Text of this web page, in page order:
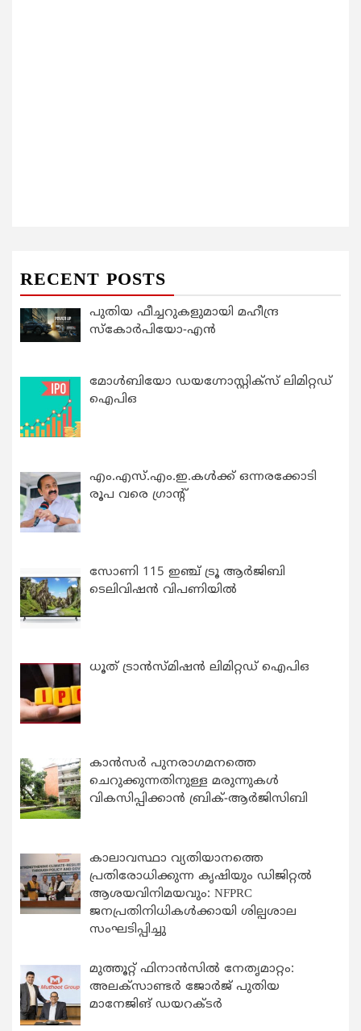
RECENT POSTS
പുതിയ ഫീച്ചറുകളുമായി മഹീന്ദ്ര
സ്കോർപിയോ-എൻ
മോൾബിയോ ഡയഗ്നോസ്റ്റിക്സ് ലിമിറ്റഡ്
ഐപിഒ
എം.എസ്.എം.ഇ.കൾക്ക് ഒന്നരക്കോടി
രൂപ വരെ ഗ്രാന്റ്
സോണി 115 ഇഞ്ച് ട്രൂ ആർജിബി
ടെലിവിഷൻ വിപണിയിൽ
ധൂത് ട്രാൻസ്മിഷൻ ലിമിറ്റഡ് ഐപിഒ
കാന്‍സര്‍ പുനരാഗമനത്തെ
ചെറുക്കുന്നതിനുള്ള മരുന്നുകള്‍
വികസിപ്പിക്കാന്‍ ബ്രിക്-ആര്‍ജിസിബി
കാലാവസ്ഥാ വ്യതിയാനത്തെ
പ്രതിരോധിക്കുന്ന കൃഷിയും ഡിജിറ്റൽ
ആശയവിനിമയവും: NFPRC
ജനപ്രതിനിധികൾക്കായി ശില്പശാല
സംഘടിപ്പിച്ചു
മുത്തൂറ്റ് ഫിനാൻസിൽ നേതൃമാറ്റം:
അലക്സാണ്ടർ ജോർജ് പുതിയ
മാനേജിങ് ഡയറക്ടർ